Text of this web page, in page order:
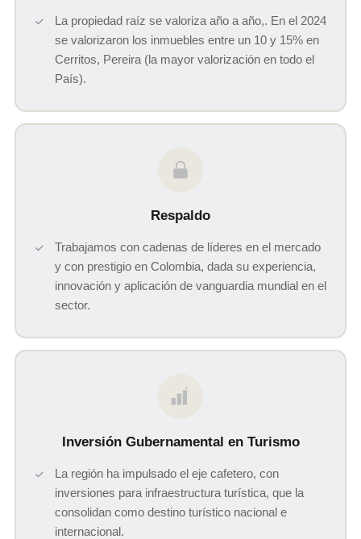
La propiedad raíz se valoriza año a año,. En el 2024
se valorizaron los inmuebles entre un 10 y 15% en
Cerritos, Pereira (la mayor valorización en todo el
País).
Respaldo
Trabajamos con cadenas de líderes en el mercado
y con prestigio en Colombia, dada su experiencia,
innovación y aplicación de vanguardia mundial en el
sector.
$
Inversión Gubernamental en Turismo
La región ha impulsado el eje cafetero, con
inversiones para infraestructura turística, que la
consolidan como destino turístico nacional e
internacional.